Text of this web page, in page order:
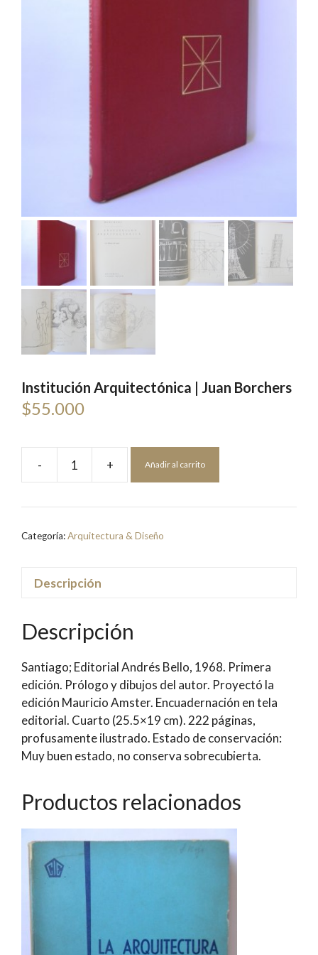
Institución Arquitectónica | Juan Borchers
$55.000
-
Institución
|
Borchers
+ Añadir al carrito
Categoría:Arquitectura & Diseño
Descripción
Descripción
Santiago; Editorial Andrés Bello, 1968. Primera
edición. Prólogo y dibujos del autor. Proyectó la
edición Mauricio Amster. Encuadernación en tela
editorial. Cuarto (25.5×19 cm). 222 páginas,
profusamente ilustrado. Estado de conservación:
Muy buen estado, no conserva sobrecubierta.
Productos relacionados